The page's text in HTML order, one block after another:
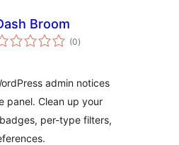
Broom
(0értékelés
összesen
)
admin notices
panel. Clean up your
per-type filters,